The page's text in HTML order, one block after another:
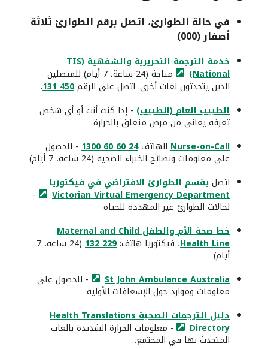
في حالة الطوارئ، اتصل برقم الطوارئ ثلاثة
أصفار (000)
خدمة الترجمة التحريرية والشفهية (TIS
National) متاحة (24 ساعة، 7 أيام) للمتصلين
الذين يتحدثون لغات أخرى. اتصل على الرقم450 131
.
الطبيب العام (الطبيب) - إذا كنت أنت أو أي شخص
تعرفه يعاني من مرض متعلق بالحرارة
Nurse-on-Call الهاتف24 60 60 1300 - للحصول
على معلومات ونصائح الخبراء الصحية (24 ساعة، 7 أيام)
اتصلبقسم الطوارئ الافتراضي في فيكتوريا
Victorian VirtualEmergency Department
-
لحالات الطوارئ غير المهددة للحياة
خط صحة الأم والطفل Maternal and Child
Health Line، فيكتوريا هاتف:229 132 (24 ساعة، 7
أيام)
St JohnAmbulance Australia - للحصول على
معلومات وموارد حول الإسعافات الأولية
دليل الترجمات الصحية Health Translations
Directory - معلومات الحرارة الشديدة بالغات
المتحدث بها في المجتمع.